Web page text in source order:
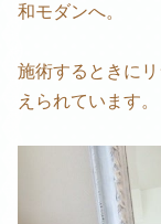
和モダンへ。
施術するときに
えられています。